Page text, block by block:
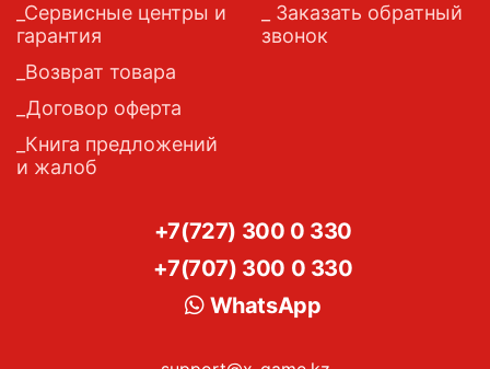
Сервисные центры и
гарантия
Возврат товара
Договор оферта
Книга предложений
и жалоб
Заказать обратный
звонок
+7(727) 300 0 330
+7(707) 300 0 330
WhatsApp